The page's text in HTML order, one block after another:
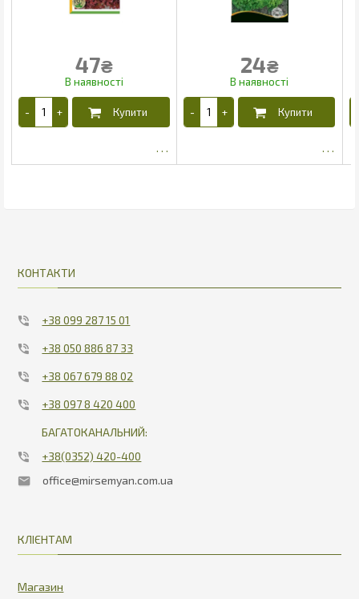
47₴ 24₴
КОНТАКТИ
+38 099 287 15 01
+38 050 886 87 33
+38 067 679 88 02
+38 097 8 420 400
БАГАТОКАНАЛЬНИЙ:
+38(0352) 420-400
office@mirsemyan.com.ua
КЛІЄНТАМ
Магазин